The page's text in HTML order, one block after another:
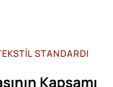
STANDARDI
Kapsamı